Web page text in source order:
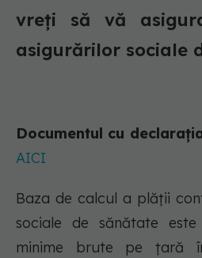
vreţi să vă
asigurărilor sociale
Documentul cu
AICI
Baza de calcul a plății
sociale de sănătate
minime brute pe țară